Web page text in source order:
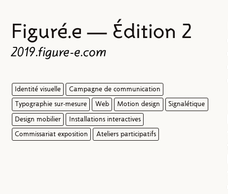
Figuré.e — Édition 2
2019.figure-e.com
Identité visuelle
Campagne de communication
Typographie sur-mesure
Web Motion design
Signalétique
Design mobilier
Installations interactives
Commissariat exposition
Ateliers participatifs